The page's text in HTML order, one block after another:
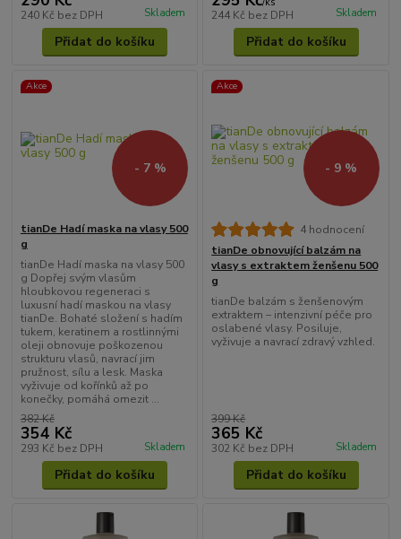
240 Kč bez DPH Skladem
Přidat do košíku
244 Kč bez DPH Skladem
Přidat do košíku
Akce
- 7 %
tianDe Hadí maska na vlasy 500
g
tianDe Hadí maska na vlasy 500
g Dopřej svým vlasům
hloubkovou regeneraci s
luxusní hadí maskou na vlasy
tianDe. Bohaté složení s hadím
tukem, keratinem a rostlinnými
oleji obnovuje poškozenou
strukturu vlasů, navrací jim
pružnost, sílu a lesk. Maska
vyživuje od kořínků až po
konečky, pomáhá omezit ...
382 Kč
354 Kč
293 Kč bez DPH Skladem
Přidat do košíku
Akce
- 9 %
4 hodnocení
tianDe obnovující balzám na
vlasy s extraktem ženšenu 500
g
tianDe balzám s ženšenovým
extraktem – intenzivní péče pro
oslabené vlasy. Posiluje,
vyživuje a navrací zdravý vzhled.
399 Kč
365 Kč
302 Kč bez DPH Skladem
Přidat do košíku